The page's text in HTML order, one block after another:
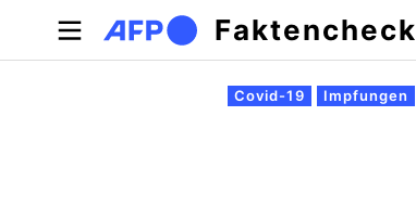
Faktencheck
Primäre Reiter
Covid-19 Impfungen